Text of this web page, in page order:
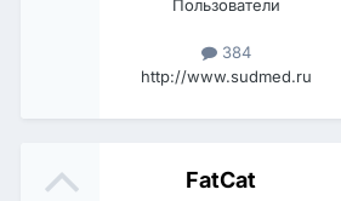
Пользователи
384
http://www.sudmed.ru
FatCat